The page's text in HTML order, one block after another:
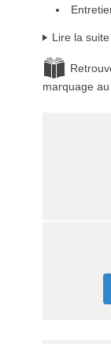
Lire la suite
marquage